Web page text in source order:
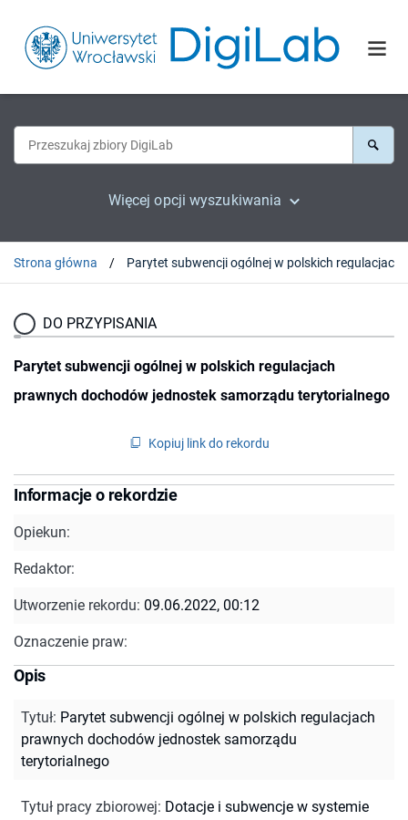
Więcej opcji wyszukiwania
Strona główna
DO PRZYPISANIA
Parytet subwencji ogólnej w polskich regulacjach
prawnych dochodów jednostek samorządu terytorialnego
Kopiuj link do rekordu
Informacje o rekordzie
Opiekun:
Redaktor:
Utworzenie rekordu: 09.06.2022, 00:12
Oznaczenie praw:
Opis
Tytuł: Parytet subwencji ogólnej w polskich regulacjach
prawnych dochodów jednostek samorządu
terytorialnego
Tytuł pracy zbiorowej: Dotacje i subwencje w systemie